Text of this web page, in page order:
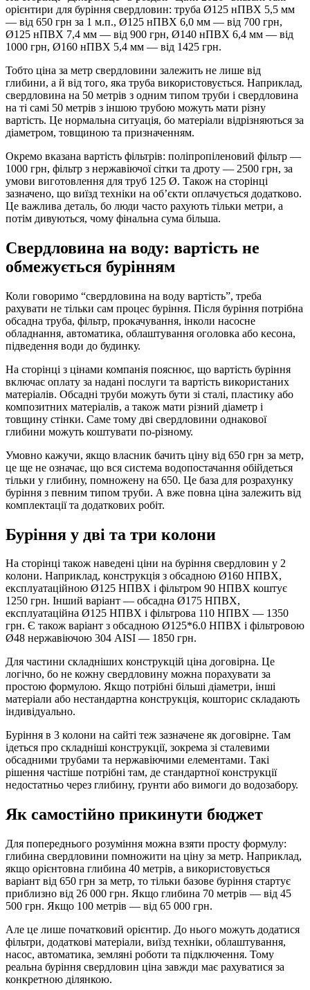
орієнтири для буріння свердловин: труба Ø125 нПВХ 5,5 мм
— від 650 грн за 1 м.п., Ø125 нПВХ 6,0 мм — від 700 грн,
Ø125 нПВХ 7,4 мм — від 900 грн, Ø140 нПВХ 6,4 мм — від
1000 грн, Ø160 нПВХ 5,4 мм — від 1425 грн.
Тобто ціна за метр свердловини залежить не лише від
глибини, а й від того, яка труба використовується. Наприклад,
свердловина на 50 метрів з одним типом труби і свердловина
на ті самі 50 метрів з іншою трубою можуть мати різну
вартість. Це нормальна ситуація, бо матеріали відрізняються за
діаметром, товщиною та призначенням.
Окремо вказана вартість фільтрів: поліпропіленовий фільтр —
1000 грн, фільтр з нержавіючої сітки та дроту — 2500 грн, за
умови виготовлення для труб 125 Ø. Також на сторінці
зазначено, що виїзд техніки на об’єкти оплачується додатково.
Це важлива деталь, бо люди часто рахують тільки метри, а
потім дивуються, чому фінальна сума більша.
Свердловина на воду: вартість не
обмежується бурінням
Коли говоримо “свердловина на воду вартість”, треба
рахувати не тільки сам процес буріння. Після буріння потрібна
обсадна труба, фільтр, прокачування, інколи насосне
обладнання, автоматика, облаштування оголовка або кесона,
підведення води до будинку.
На сторінці з цінами компанія пояснює, що вартість буріння
включає оплату за надані послуги та вартість використаних
матеріалів. Обсадні труби можуть бути зі сталі, пластику або
композитних матеріалів, а також мати різний діаметр і
товщину стінки. Саме тому дві свердловини однакової
глибини можуть коштувати по-різному.
Умовно кажучи, якщо власник бачить ціну від 650 грн за метр,
це ще не означає, що вся система водопостачання обійдеться
тільки у глибину, помножену на 650. Це база для розрахунку
буріння з певним типом труби. А вже повна ціна залежить від
комплектації та додаткових робіт.
Буріння у дві та три колони
На сторінці також наведені ціни на буріння свердловин у 2
колони. Наприклад, конструкція з обсадною Ø160 НПВХ,
експлуатаційною Ø125 НПВХ і фільтром 90 НПВХ коштує
1250 грн. Інший варіант — обсадна Ø175 НПВХ,
експлуатаційна Ø125 НПВХ і фільтрова 110 НПВХ — 1350
грн. Є також варіант з обсадною Ø125*6.0 НПВХ і фільтровою
Ø48 нержавіючою 304 AISI — 1850 грн.
Для частини складніших конструкцій ціна договірна. Це
логічно, бо не кожну свердловину можна порахувати за
простою формулою. Якщо потрібні більші діаметри, інші
матеріали або нестандартна конструкція, кошторис складають
індивідуально.
Буріння в 3 колони на сайті теж зазначене як договірне. Там
ідеться про складніші конструкції, зокрема зі сталевими
обсадними трубами та нержавіючими елементами. Такі
рішення частіше потрібні там, де стандартної конструкції
недостатньо через глибину, ґрунти або вимоги до водозабору.
Як самостійно прикинути бюджет
Для попереднього розуміння можна взяти просту формулу:
глибина свердловини помножити на ціну за метр. Наприклад,
якщо орієнтовна глибина 40 метрів, а використовується
варіант від 650 грн за метр, то тільки базове буріння стартує
приблизно від 26 000 грн. Якщо глибина 70 метрів — від 45
500 грн. Якщо 100 метрів — від 65 000 грн.
Але це лише початковий орієнтир. До нього можуть додатися
фільтри, додаткові матеріали, виїзд техніки, облаштування,
насос, автоматика, земляні роботи та підключення. Тому
реальна буріння свердловин ціна завжди має рахуватися за
конкретною ділянкою.